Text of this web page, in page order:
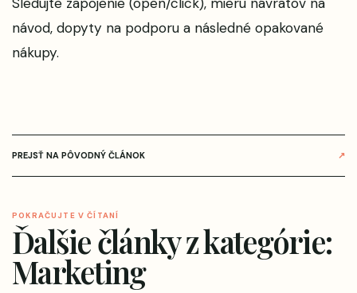
návod, dopyty na podporu a následné opakované
nákupy.
PREJSŤ NA PÔVODNÝ ČLÁNOK ↗
POKRAČUJTE V ČÍTANÍ
Ďalšie články z kategórie:
Marketing